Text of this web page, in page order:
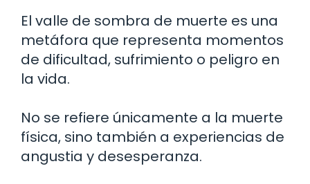
El valle de sombra de muerte es una
metáfora que representa momentos
de dificultad, sufrimiento o peligro en
la vida.
No se refiere únicamente a la muerte
física, sino también a experiencias de
angustia y desesperanza.